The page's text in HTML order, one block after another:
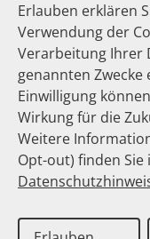
März 2008
Februar 2008 -
Mai 2010
Dezember 2007
Erlauben erklären
Verwendung der
Verarbeitung Ihrer
genannten
Einwilligung
Wirkung für die
Weitere
Opt-out) finden Sie